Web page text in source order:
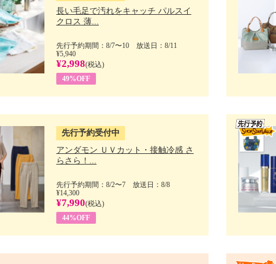
長い毛足で汚れをキャッチ パルスイ
クロス 薄...
先行予約期間：8/7〜10 放送日：8/11
¥5,940
¥2,998(税込)
49%OFF
先行予約受付中
アンダモン ＵＶカット・接触冷感 さ
らさら！...
先行予約期間：8/2〜7 放送日：8/8
¥14,300
¥7,990(税込)
44%OFF